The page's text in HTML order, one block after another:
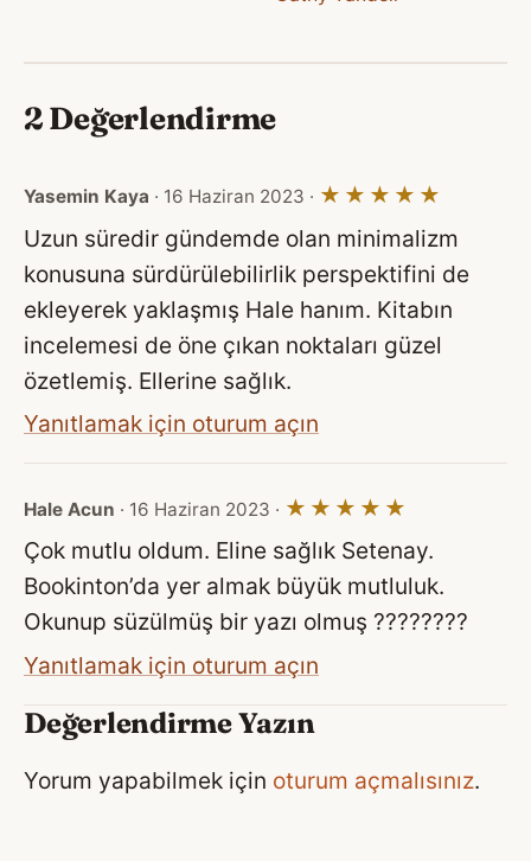
2 Değerlendirme
Yasemin Kaya · 16 Haziran 2023 · ★★★★★
Uzun süredir gündemde olan minimalizm
konusuna sürdürülebilirlik perspektifini de
ekleyerek yaklaşmış Hale hanım. Kitabın
incelemesi de öne çıkan noktaları güzel
özetlemiş. Ellerine sağlık.
Yanıtlamak için oturum açın
Hale Acun · 16 Haziran 2023 · ★★★★★
Çok mutlu oldum. Eline sağlık Setenay.
Bookinton’da yer almak büyük mutluluk.
Okunup süzülmüş bir yazı olmuş ????????
Yanıtlamak için oturum açın
Değerlendirme Yazın
Yorum yapabilmek için oturum açmalısınız.